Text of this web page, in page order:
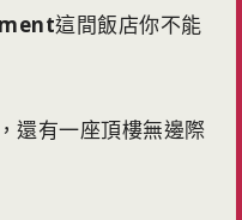
這間飯店你不能
還有一座頂樓無邊際